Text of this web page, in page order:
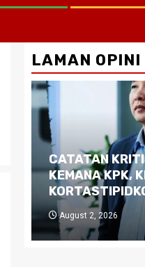
LAMAN OPINI
CATATAN
KEMANA KPK,
August 2, 2026